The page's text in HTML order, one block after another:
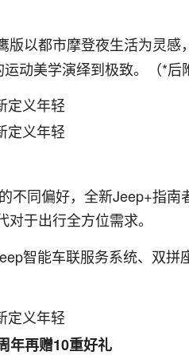
版以都市摩登夜生活为灵感
动美学演绎到极致。（*后
不同偏好，全新Jeep+指南
于出行全方位需求。
智能车联服务系统、双拼
年再赠10重好礼